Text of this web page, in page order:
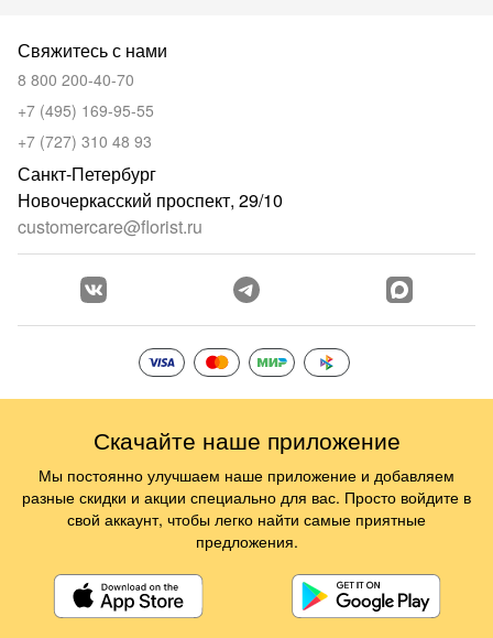
Свяжитесь с нами
8 800 200-40-70
+7 (495) 169-95-55
+7 (727) 310 48 93
Санкт-Петербург
Новочеркасский проспект, 29/10
customercare@florist.ru
Скачайте наше приложение
Мы постоянно улучшаем наше приложение и добавляем
разные скидки и акции специально для вас. Просто войдите в
свой аккаунт, чтобы легко найти самые приятные
предложения.